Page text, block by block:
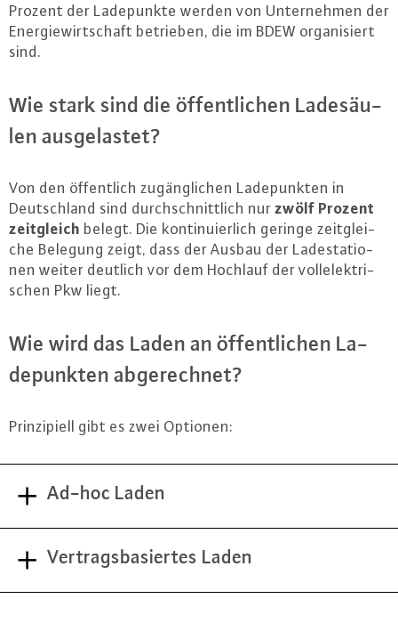
Prozent der La­de­punk­te werden von Un­ter­neh­men der
En­er­gie­wirt­schaft betrieben, die im BDEW or­ga­ni­siert
sind.
Wie stark sind die öf­fent­li­chen La­de­säu­
len aus­ge­las­tet?
Von den öf­fent­lich zu­gäng­li­chen La­de­punk­ten in
Deutsch­land sind durch­schnitt­lich nur zwölf Prozent
zeit­gleich belegt. Die kon­ti­nu­ier­lich geringe zeit­glei­
che Belegung zeigt, dass der Ausbau der La­de­sta­tio­
nen weiter deutlich vor dem Hochlauf der voll­elek­tri­
schen Pkw liegt.
Wie wird das Laden an öf­fent­li­chen La­
de­punk­ten ab­ge­rech­net?
Prin­zi­pi­ell gibt es zwei Optionen:
Ad-hoc Laden
Vertragsbasiertes Laden